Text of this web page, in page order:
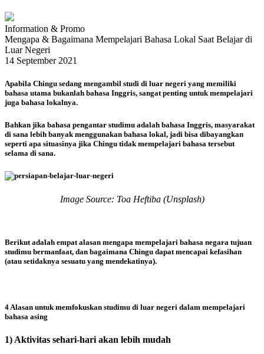
Information & Promo
Mengapa & Bagaimana Mempelajari Bahasa Lokal Saat Belajar di
Luar Negeri
14 September 2021
Apabila Chingu sedang mengambil studi di luar negeri yang memiliki
bahasa utama bukanlah bahasa Inggris, sangat penting untuk mempelajari
juga bahasa lokalnya.
Bahkan jika bahasa pengantar studimu adalah bahasa Inggris, masyarakat
di sana lebih banyak menggunakan bahasa lokal, jadi bisa dibayangkan
seperti apa situasinya jika Chingu tidak mempelajari bahasa tersebut
selama di sana.
Image Source: Toa Heftiba (Unsplash)
Berikut adalah empat alasan mengapa mempelajari bahasa negara tujuan
studimu bermanfaat, dan bagaimana Chingu dapat mencapai kefasihan
(atau setidaknya sesuatu yang mendekatinya).
4 Alasan untuk memfokuskan studimu di luar negeri dalam mempelajari
bahasa asing
1) Aktivitas sehari-hari akan lebih mudah